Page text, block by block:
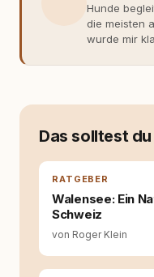
Hunde
die meisten
wurde mir
Fachwissen.
moderner
entsteht
Wissen
Entwicklung
Wissens-
und der
Tierschutz
Hund
Das solltest
RATGEBER
Walensee: Ein
Schweiz
von Roger Klein